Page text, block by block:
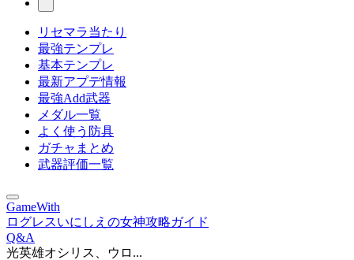
リセマラ当たり
最強テンプレ
基本テンプレ
最新アプデ情報
最強Add武器
メダル一覧
よく使う防具
ガチャまとめ
武器評価一覧
GameWith
ログレスいにしえの女神攻略ガイド
Q&A
光英雄オシリス、ウロ...